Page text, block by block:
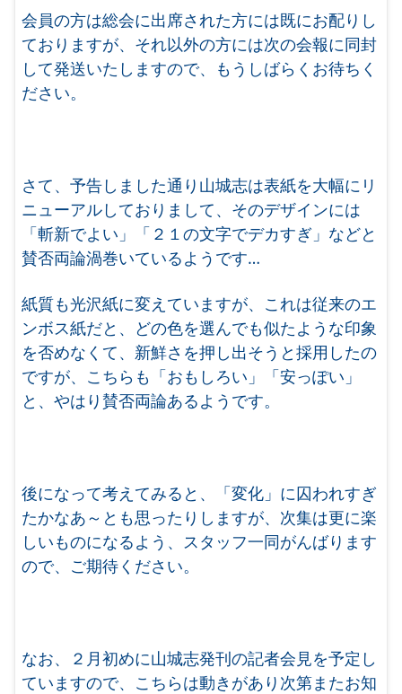
会員の方は総会に出席された方には既にお配りし
ておりますが、それ以外の方には次の会報に同封
して発送いたしますので、もうしばらくお待ちく
ださい。
さて、予告しました通り山城志は表紙を大幅にリ
ニューアルしておりまして、そのデザインには
「斬新でよい」「２１の文字でデカすぎ」などと
賛否両論渦巻いているようです…
紙質も光沢紙に変えていますが、これは従来のエ
ンボス紙だと、どの色を選んでも似たような印象
を否めなくて、新鮮さを押し出そうと採用したの
ですが、こちらも「おもしろい」「安っぽい」
と、やはり賛否両論あるようです。
後になって考えてみると、「変化」に囚われすぎ
たかなあ～とも思ったりしますが、次集は更に楽
しいものになるよう、スタッフ一同がんばります
ので、ご期待ください。
なお、２月初めに山城志発刊の記者会見を予定し
ていますので、こちらは動きがあり次第またお知